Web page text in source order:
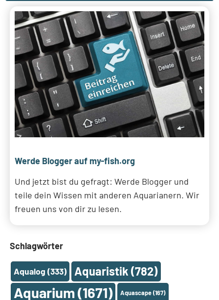
Werde Blogger auf my-fish.org
Und jetzt bist du gefragt: Werde Blogger und
teile dein Wissen mit anderen Aquarianern. Wir
freuen uns von dir zu lesen.
Schlagwörter
Aqualog (333) Aquaristik (782)
Aquarium (1671) Aquascape(167)